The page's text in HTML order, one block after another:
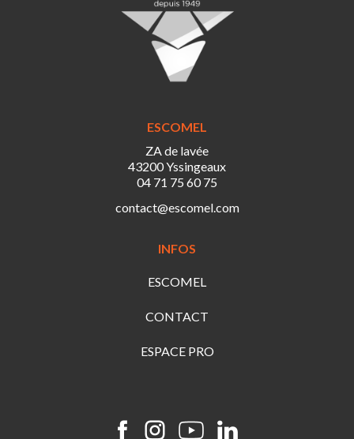
ESCOMEL
ZA de lavée
43200 Yssingeaux
04 71 75 60 75
contact@escomel.com
INFOS
ESCOMEL
CONTACT
ESPACE PRO